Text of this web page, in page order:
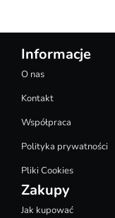
Informacje
O nas
Kontakt
Współpraca
Polityka prywatności
Pliki Cookies
Zakupy
Jak kupować